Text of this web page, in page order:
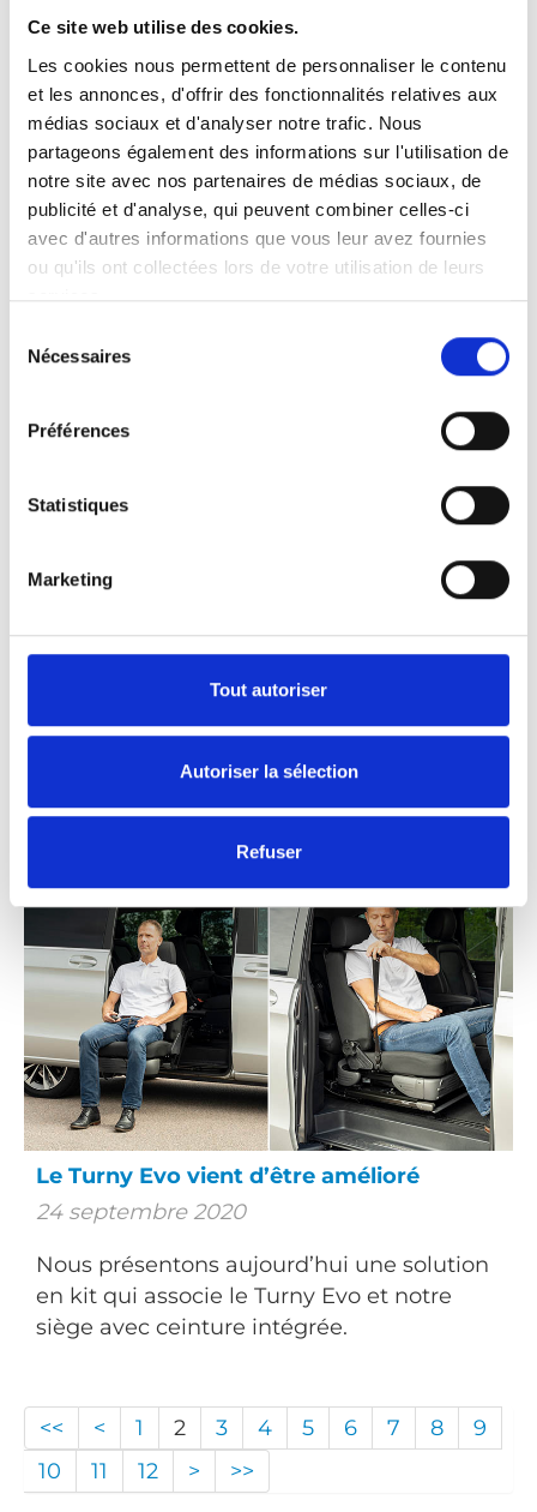
Ce site web utilise des cookies.
Les cookies nous permettent de personnaliser le contenu
et les annonces, d'offrir des fonctionnalités relatives aux
médias sociaux et d'analyser notre trafic. Nous
partageons également des informations sur l'utilisation de
notre site avec nos partenaires de médias sociaux, de
publicité et d'analyse, qui peuvent combiner celles-ci
avec d'autres informations que vous leur avez fournies
ou qu'ils ont collectées lors de votre utilisation de leurs
services.
Nécessaires
Préférences
Statistiques
Marketing
Tout autoriser
Autoriser la sélection
Refuser
8 juin 2021
La gamme Compact est caractérise par un
système d’ancrage au plancher de la
ceinture de l’occupant, situé sur le
rétracteur lui-même. La gamme compacte
comprend également une ceinture sous-
abdominale et épaulière conforme à la
norme DIN 75078.
Transformative Mobility Venture
BraunAbility acquires controlling interest
in Q’STRAINT, a global mobility company
Le Turny Evo vient d’être amélioré
24 septembre 2020
Nous présentons aujourd’hui une solution
en kit qui associe le Turny Evo et notre
siège avec ceinture intégrée.
<< < 1 2 3 4 5 6 7 8
9
10
11 12 > >>